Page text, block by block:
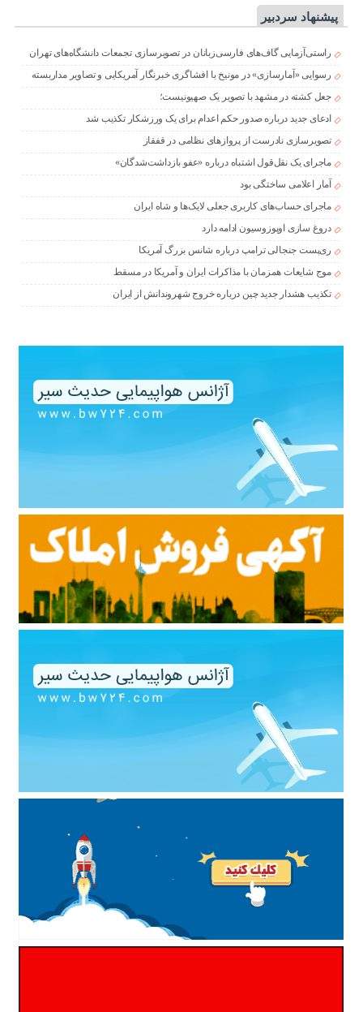
پیشنهاد سردبیر
راستی‌آزمایی گاف‌های فارسی‌زبانان در تصویرسازی تجمعات دانشگاه‌های تهران
رسوایی «آمارسازی» در مونیخ با افشاگری خبرنگار آمریکایی و تصاویر مداربسته
جعل کشته در مشهد با تصویر یک صهیونیست؛
ادعای جدید درباره صدور حکم اعدام برای یک ورزشکار تکذیب شد
تصویرسازی نادرست از پروازهای نظامی در قفقاز
ماجرای یک نقل‌قول اشتباه درباره «عفو بازداشت‌شدگان»
آمار اعلامی ساختگی بود
ماجرای حساب‌های کاربری جعلی لایک‌ها و شاه ایران
دروغ سازی اوپوزوسیون ادامه دارد
ری‌پست جنجالی ترامپ درباره شانس بزرگ آمریکا
موج شایعات همزمان با مذاکرات ایران و آمریکا در مسقط
تکذیب هشدار جدید چین درباره خروج شهروندانش از ایران